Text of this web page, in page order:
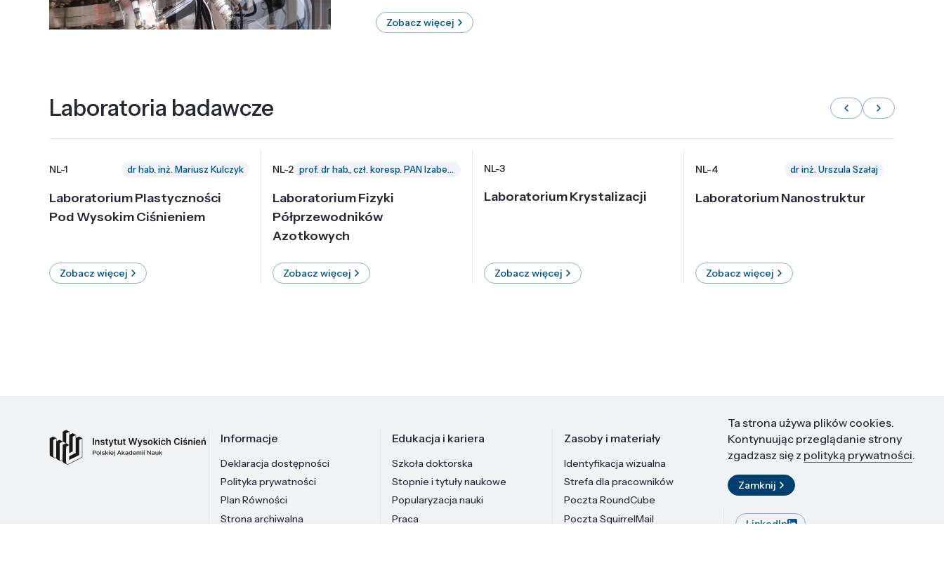
Zobacz więcej
Laboratoria badawcze
NL-1 dr hab. inż. Mariusz Kulczyk
Laboratorium Plastyczności
Pod Wysokim Ciśnieniem
Zobacz więcej
NL-2 prof. dr hab., czł. koresp. PAN Izabella Grzegory
Laboratorium Fizyki
Półprzewodników
Azotkowych
Zobacz więcej
NL-3
Laboratorium Krystalizacji
Zobacz więcej
NL-4 dr inż. Urszula Szałaj
Laboratorium Nanostruktur
Zobacz więcej
Informacje
Deklaracja dostępności
Polityka prywatności
Plan Równości
Strona archiwalna
Edukacja i kariera
Szkoła doktorska
Stopnie i tytuły naukowe
Popularyzacja nauki
Praca
Zasoby i materiały
Identyfikacja wizualna
Strefa dla pracowników
Poczta RoundCube
Poczta SquirrelMail
Kontakt
Instytut Wysokich Ciśnień PAN
ul. Sokołowska 29/37
01-142 Warszawa
LinkedIn
Ta strona używa plików cookies.
Kontynuując przeglądanie strony
zgadzasz się z polityką prywatności.
Zamknij